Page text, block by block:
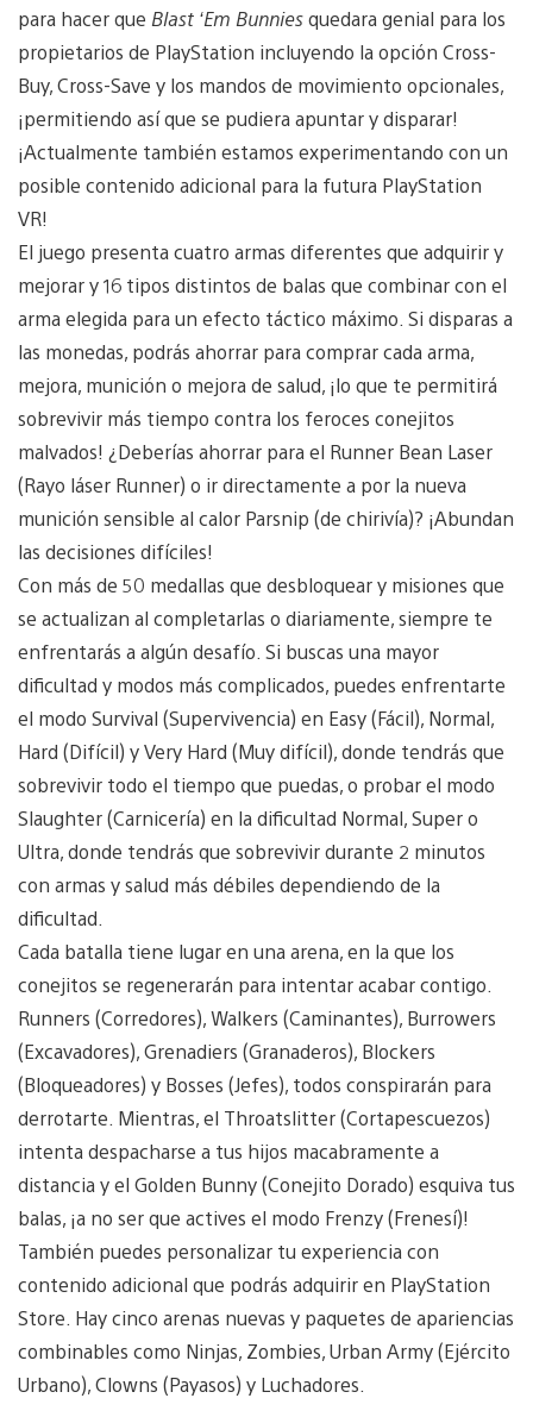
para hacer que Blast ‘Em Bunniesquedara genial para los
propietarios de PlayStation incluyendo la opción Cross-
Buy, Cross-Save y los mandos de movimiento opcionales,
¡permitiendo así que se pudiera apuntar y disparar!
¡Actualmente también estamos experimentando con un
posible contenido adicional para la futura PlayStation
VR!
El juego presenta cuatro armas diferentes que adquirir y
mejorar y 16 tipos distintos de balas que combinar con el
arma elegida para un efecto táctico máximo. Si disparas a
las monedas, podrás ahorrar para comprar cada arma,
mejora, munición o mejora de salud, ¡lo que te permitirá
sobrevivir más tiempo contra los feroces conejitos
malvados! ¿Deberías ahorrar para el Runner Bean Laser
(Rayo láser Runner) o ir directamente a por la nueva
munición sensible al calor Parsnip (de chirivía)? ¡Abundan
las decisiones difíciles!
Con más de 50 medallas que desbloquear y misiones que
se actualizan al completarlas o diariamente, siempre te
enfrentarás a algún desafío. Si buscas una mayor
dificultad y modos más complicados, puedes enfrentarte
el modo Survival (Supervivencia) en Easy (Fácil), Normal,
Hard (Difícil) y Very Hard (Muy difícil), donde tendrás que
sobrevivir todo el tiempo que puedas, o probar el modo
Slaughter (Carnicería) en la dificultad Normal, Super o
Ultra, donde tendrás que sobrevivir durante 2 minutos
con armas y salud más débiles dependiendo de la
dificultad.
Cada batalla tiene lugar en una arena, en la que los
conejitos se regenerarán para intentar acabar contigo.
Runners (Corredores), Walkers (Caminantes), Burrowers
(Excavadores), Grenadiers (Granaderos), Blockers
(Bloqueadores) y Bosses (Jefes), todos conspirarán para
derrotarte. Mientras, el Throatslitter (Cortapescuezos)
intenta despacharse a tus hijos macabramente a
distancia y el Golden Bunny (Conejito Dorado) esquiva tus
balas, ¡a no ser que actives el modo Frenzy (Frenesí)!
También puedes personalizar tu experiencia con
contenido adicional que podrás adquirir en PlayStation
Store. Hay cinco arenas nuevas y paquetes de apariencias
combinables como Ninjas, Zombies, Urban Army (Ejército
Urbano), Clowns (Payasos) y Luchadores.